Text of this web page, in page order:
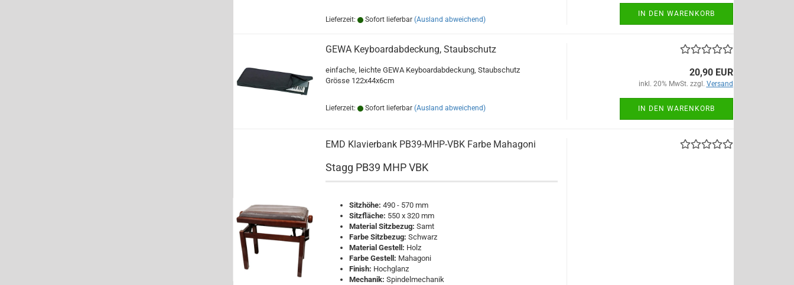
Lieferzeit: Sofort lieferbar (Ausland abweichend)
IN DEN WARENKORB
GEWA Keyboardabdeckung, Staubschutz
einfache, leichte GEWA Keyboardabdeckung, Staubschutz
Grösse 122x44x6cm
Lieferzeit: Sofort lieferbar (Ausland abweichend)
20,90 EUR
inkl. 20% MwSt. zzgl. Versand
IN DEN WARENKORB
EMD Klavierbank PB39-MHP-VBK Farbe Mahagoni
Stagg PB39 MHP VBK
Sitzhöhe: 490 - 570 mm
Sitzfläche: 550 x 320 mm
Material Sitzbezug: Samt
Farbe Sitzbezug: Schwarz
Material Gestell: Holz
Farbe Gestell: Mahagoni
Finish: Hochglanz
Mechanik: Spindelmechanik